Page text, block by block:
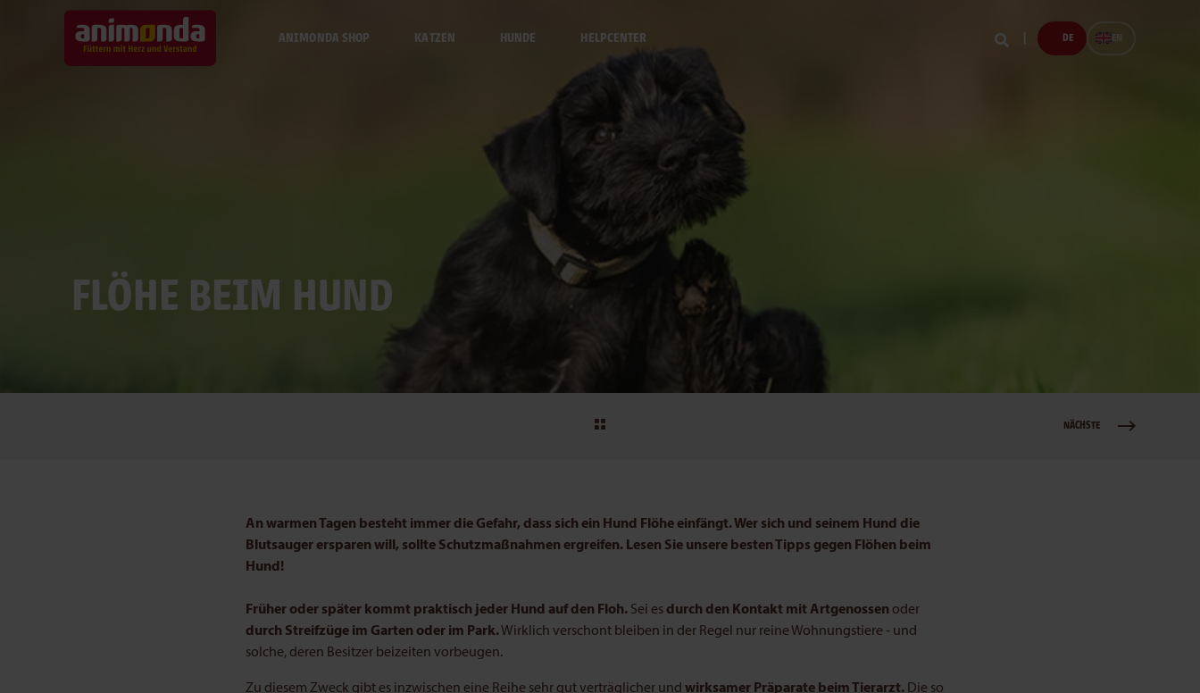
ANIMONDA SHOP KATZEN HUNDE HELPCENTER DE EN
FLÖHE BEIM HUND
NÄCHSTE
An warmen Tagen besteht immer die Gefahr, dass sich ein Hund Flöhe einfängt. Wer sich und seinem Hund die
Blutsauger ersparen will, sollte Schutzmaßnahmen ergreifen. Lesen Sie unsere besten Tipps gegen Flöhen beim
Hund!
Früher oder später kommt praktisch jeder Hund auf den Floh. Sei es durch den Kontakt mit Artgenossen oder
durch Streifzüge im Garten oder im Park.Wirklich verschont bleiben in der Regel nur reine Wohnungstiere - und
solche, deren Besitzer beizeiten vorbeugen.
Zu diesem Zweck gibt es inzwischen eine Reihe sehr gut verträglicher und wirksamer Präparate beim Tierarzt. Die so